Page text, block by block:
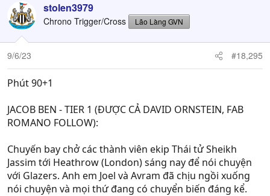
stolen3979
Chrono Trigger/Cross Lão Làng GVN
9/6/23 #18,295
Phút 90+1
JACOB BEN - TIER 1 (ĐƯỢC CẢ DAVID ORNSTEIN, FAB
ROMANO FOLLOW):
Chuyến bay chở các thành viên ekip Thái tử Sheikh
Jassim tới Heathrow (London) sáng nay để nói chuyện
với Glazers. Anh em Joel và Avram đã chịu ngồi xuống
nói chuyện và mọi thứ đang có chuyển biến đáng kể.